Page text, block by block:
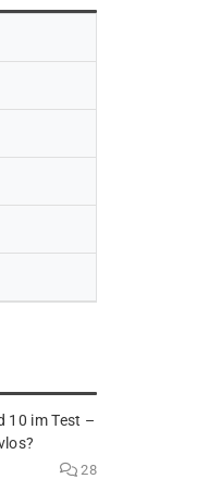
10 im Test –
28